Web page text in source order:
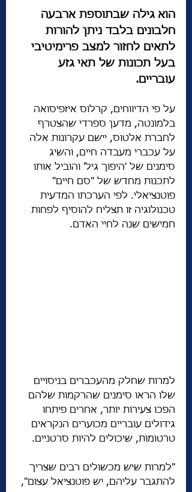
הוא גילה שבתוספת ארבעה
חלבונים בלבד ניתן להורות
לתאים לחזור למצב פרימיטיבי
בעל תכונות של תאי גזע
עובריים.
על פי הדיווחים, קרלוס איזפיסואה
בלמונטה, מדען ספרדי שהצטרף
לחברת אלטוס, יישם עקרונות אלה
על עכברי מעבדה חיים, והשיג
סימנים של 'היפוך גיל' והוביל אותו
לתכנות מחדש של "סם חיים"
פוטנציאלי. לפי הערכתו המדעית
טכנולוגיה זו תצליח להוסיף לפחות
חמישים שנה לחיי האדם.
למרות שחלק מהעכברים בניסויים
שלו הראו סימנים שהרקמות שלהם
הפכו צעירות יותר, אחרים פיתחו
גידולים עובריים מכוערים הנקראים
טרטומות, שיכולים להיות סרטניים.
"למרות שיש מכשולים רבים שצריך
להתגבר עליהם, יש פוטנציאל עצום",